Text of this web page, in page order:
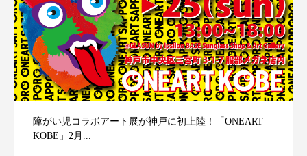
障がい児コラボアート展が神戸に初上陸！「ONEART
KOBE」2月...